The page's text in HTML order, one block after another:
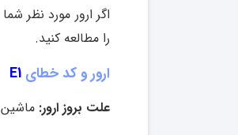
اگر ارور مورد نظر
را مطالعه کنید.
ارور و کد خطای E1
علت بروز ارور: